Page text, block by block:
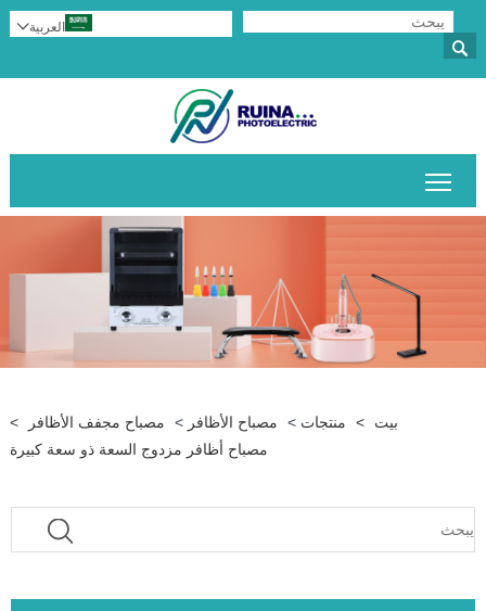

العربية
بيت > منتجات > مصباح الأظافر > مصباح مجفف الأظافر
>
مصباح أظافر مزدوج السعة ذو سعة كبيرة